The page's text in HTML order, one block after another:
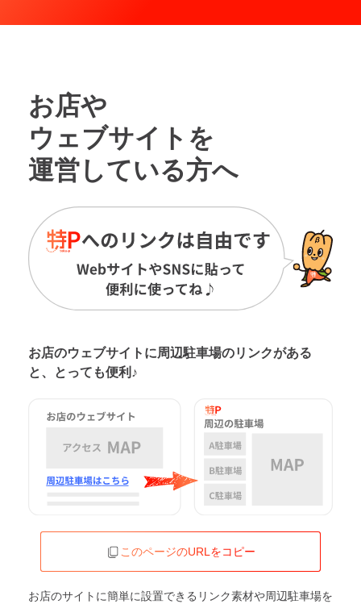
お店や
ウェブサイトを
運営している方へ
お店のウェブサイトに周辺駐車場のリンクがある
と、とっても便利♪
このページのURLをコピー
お店のサイトに簡単に設置できるリンク素材や周辺駐車場を